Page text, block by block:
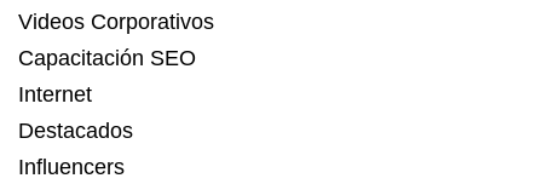
Videos Corporativos
Capacitación SEO
Internet
Destacados
Influencers